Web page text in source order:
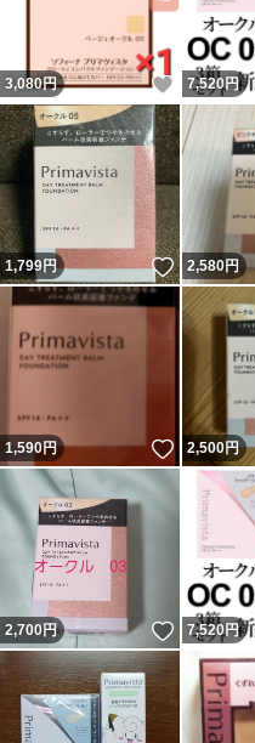
3,080円 いいね！
7,520円
1,799円 いいね！
2,580円
1,590円 いいね！
2,500円
2,700円 いいね！
7,520円